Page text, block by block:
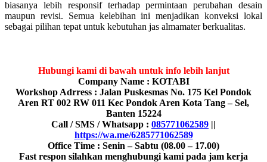
biasanya lebih responsif terhadap permintaan perubahan desain
maupun revisi. Semua kelebihan ini menjadikan konveksi lokal
sebagai pilihan tepat untuk kebutuhan jas almamater berkualitas.
Hubungi kami di bawah untuk info lebih lanjut
Company Name : KOTABI
Workshop Adrress : Jalan Puskesmas No. 175 Kel Pondok
Aren RT 002 RW 011 Kec Pondok Aren Kota Tang – Sel,
Banten 15224
Call / SMS / Whatsapp : 085771062589 ||
https://wa.me/6285771062589
Office Time : Senin – Sabtu (08.00 – 17.00)
Fast respon silahkan menghubungi kami pada jam kerja